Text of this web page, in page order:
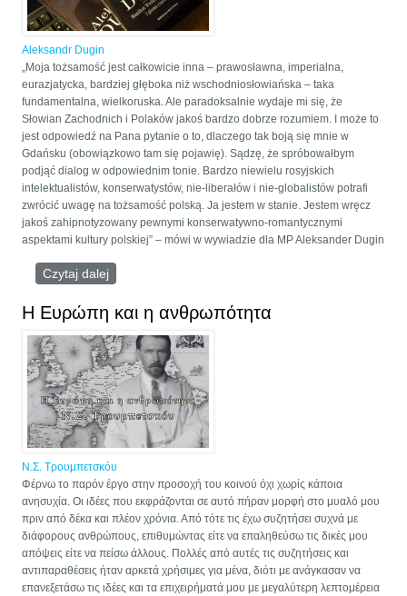
Aleksandr Dugin
„Moja tożsamość jest całkowicie inna – prawosławna, imperialna,
eurazjatycka, bardziej głęboka niż wschodniosłowiańska – taka
fundamentalna, wielkoruska. Ale paradoksalnie wydaje mi się, że
Słowian Zachodnich i Polaków jakoś bardzo dobrze rozumiem. I może to
jest odpowiedź na Pana pytanie o to, dlaczego tak boją się mnie w
Gdańsku (obowiązkowo tam się pojawię). Sądzę, że spróbowałbym
podjąć dialog w odpowiednim tonie. Bardzo niewielu rosyjskich
intelektualistów, konserwatystów, nie-liberałów i nie-globalistów potrafi
zwrócić uwagę na tożsamość polską. Ja jestem w stanie. Jestem wręcz
jakoś zahipnotyzowany pewnymi konserwatywno-romantycznymi
aspektami kultury polskiej” – mówi w wywiadzie dla MP Aleksander Dugin
Czytaj dalej
Η Ευρώπη και η ανθρωπότητα
Ν.Σ. Τρουμπετσκόυ
Φέρνω το παρόν έργο στην προσοχή του κοινού όχι χωρίς κάποια
ανησυχία. Οι ιδέες που εκφράζονται σε αυτό πήραν μορφή στο μυαλό μου
πριν από δέκα και πλέον χρόνια. Από τότε τις έχω συζητήσει συχνά με
διάφορους ανθρώπους, επιθυμώντας είτε να επαληθεύσω τις δικές μου
απόψεις είτε να πείσω άλλους. Πολλές από αυτές τις συζητήσεις και
αντιπαραθέσεις ήταν αρκετά χρήσιμες για μένα, διότι με ανάγκασαν να
επανεξετάσω τις ιδέες και τα επιχειρήματά μου με μεγαλύτερη λεπτομέρεια